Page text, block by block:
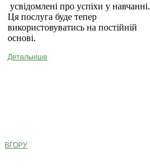
усвідомлені про успіхи у навчанні.
Ця послуга буде тепер
використовуватись на постійній
основі.
Детальніше
ВГОРУ